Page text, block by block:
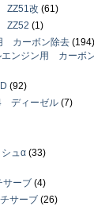
ZZ51改 (61)
ZZ52 (1)
カーボン除去 (194)
ンジン用 カーボ
(92)
ディーゼル (7)
ュα (33)
ーブ (4)
サーブ (26)